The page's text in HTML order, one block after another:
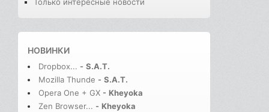
Только интересные новости
НОВИНКИ
Dropbox... - S.A.T.
Mozilla Thunde - S.A.T.
Opera One + GX - Kheyoka
Zen Browser... - Kheyoka